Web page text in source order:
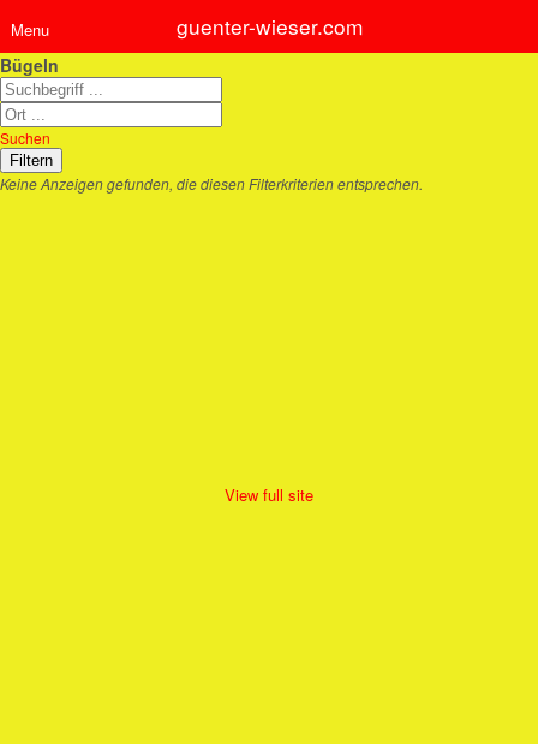
guenter-wieser.com
Menu
Bügeln
Suchen
Keine Anzeigen gefunden, die diesen Filterkriterien entsprechen.
View full site